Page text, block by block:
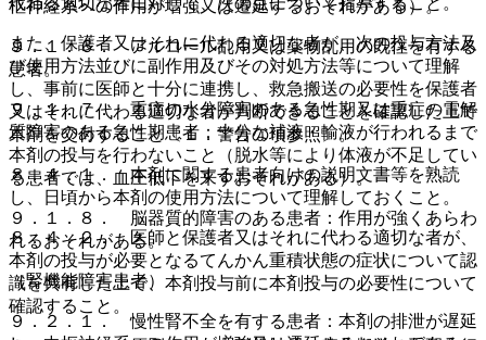
枢神経系への作用が増強又は遷延するおそれがある）。
９．１．６． アルコール乱用又は薬物乱用の既往を有する
患者。
９．１．７． 重症の水分障害のある急性期又は重症の電解
質障害のある急性期患者：十分な補液・輸液が行われるまで
本剤の投与を行わないこと（脱水等により体液が不足してい
る患者では、血圧低下を来すおそれがある）。
９．１．８． 脳器質的障害のある患者：作用が強くあらわ
れるおそれがある。
（腎機能障害患者）
９．２．１． 慢性腎不全を有する患者：本剤の排泄が遅延
また、保護者又はそれに代わる適切な者が、次の投与方法及
び使用方法並びに副作用及びその対処方法等について理解
し、事前に医師と十分に連携し、救急搬送の必要性を保護者
又はそれに代わる適切な者が判断できることを確認した上で
本剤を交付すること〔１．警告の項参照〕。
８．４．１． 本剤に関する患者向けの説明文書等を熟読
し、日頃から本剤の使用方法について理解しておくこと。
８．４．２． 医師と保護者又はそれに代わる適切な者が、
本剤の投与が必要となるてんかん重積状態の症状について認
識を共有した上で、本剤投与前に本剤投与の必要性について
確認すること。